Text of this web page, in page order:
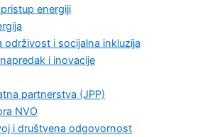
energiji
održivost i socijalna inkluzija
i inovacije
partnerstva (JPP)
NVO
i društvena odgovornost